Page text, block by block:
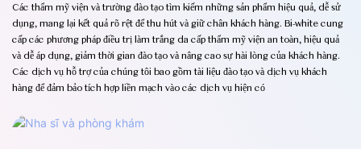
Các thẩm mỹ viện và trường đào tạo tìm kiếm những sản phẩm hiệu quả, dễ sử
dụng, mang lại kết quả rõ rệt để thu hút và giữ chân khách hàng. Bi-white cung
cấp các phương pháp điều trị làm trắng da cấp thẩm mỹ viện an toàn, hiệu quả
và dễ áp ​​​​dụng, giảm thời gian đào tạo và nâng cao sự hài lòng của khách hàng.
Các dịch vụ hỗ trợ của chúng tôi bao gồm tài liệu đào tạo và dịch vụ khách
hàng để đảm bảo tích hợp liền mạch vào các dịch vụ hiện có